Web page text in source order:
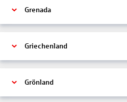
Grenada
Griechenland
Grönland